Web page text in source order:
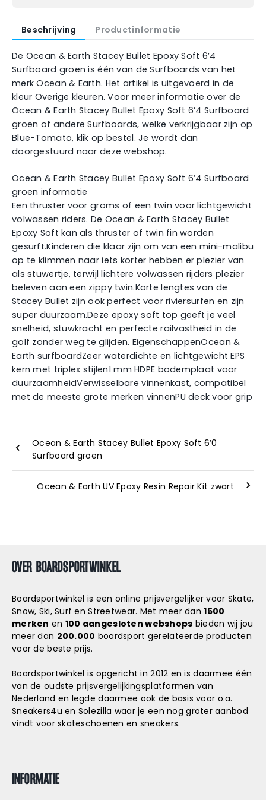
Beschrijving Productinformatie
De Ocean & Earth Stacey Bullet Epoxy Soft 6’4
Surfboard groen is één van de Surfboards van het
merk Ocean & Earth. Het artikel is uitgevoerd in de
kleur Overige kleuren. Voor meer informatie over de
Ocean & Earth Stacey Bullet Epoxy Soft 6’4 Surfboard
groen of andere Surfboards, welke verkrijgbaar zijn op
Blue-Tomato, klik op bestel. Je wordt dan
doorgestuurd naar deze webshop.
Ocean & Earth Stacey Bullet Epoxy Soft 6’4 Surfboard
groen informatie
Een thruster voor groms of een twin voor lichtgewicht
volwassen riders. De Ocean & Earth Stacey Bullet
Epoxy Soft kan als thruster of twin fin worden
gesurft.Kinderen die klaar zijn om van een mini-malibu
op te klimmen naar iets korter hebben er plezier van
als stuwertje, terwijl lichtere volwassen rijders plezier
beleven aan een zippy twin.Korte lengtes van de
Stacey Bullet zijn ook perfect voor riviersurfen en zijn
super duurzaam.Deze epoxy soft top geeft je veel
snelheid, stuwkracht en perfecte railvastheid in de
golf zonder weg te glijden. EigenschappenOcean &
Earth surfboardZeer waterdichte en lichtgewicht EPS
kern met triplex stijlen1 mm HDPE bodemplaat voor
duurzaamheidVerwisselbare vinnenkast, compatibel
met de meeste grote merken vinnenPU deck voor grip
Ocean & Earth Stacey Bullet Epoxy Soft 6’0
Surfboard groen
Ocean & Earth UV Epoxy Resin Repair Kit zwart
OVER BOARDSPORTWINKEL
Boardsportwinkel is een online prijsvergelijker voor Skate,
Snow, Ski, Surf en Streetwear. Met meer dan1500
merken en 100 aangesloten webshops bieden wij jou
meer dan 200.000 boardsport gerelateerde producten
voor de beste prijs.
Boardsportwinkel is opgericht in 2012 en is daarmee één
van de oudste prijsvergelijkingsplatformen van
Nederland en legde daarmee ook de basis voor o.a.
Sneakers4u en Solezilla waar je een nog groter aanbod
vindt voor skateschoenen en sneakers.
INFORMATIE